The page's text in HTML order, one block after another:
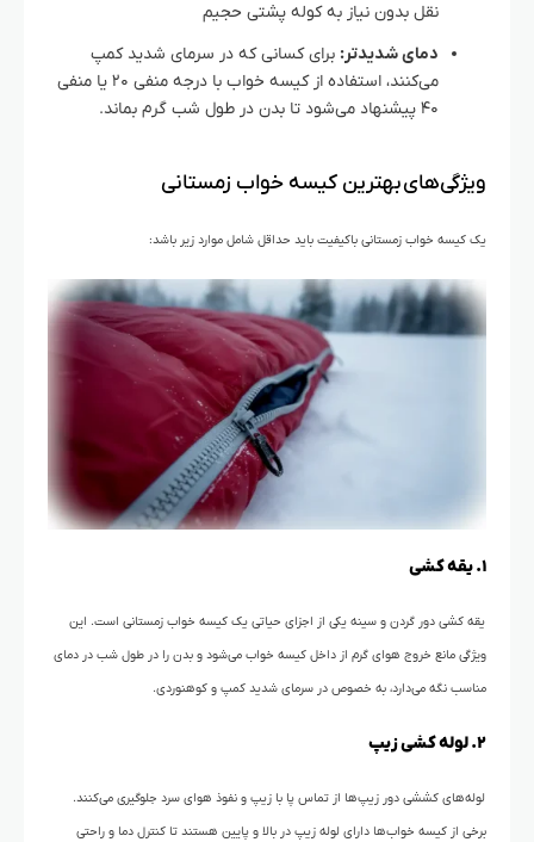
نقل بدون نیاز به کوله پشتی حجیم
دمای شدیدتر: برای کسانی که در سرمای شدید کمپ
می‌کنند، استفاده از کیسه خواب با درجه منفی ۲۰ یا منفی
۴۰ پیشنهاد می‌شود تا بدن در طول شب گرم بماند.
ویژگی‌های بهترین کیسه خواب زمستانی
یک کیسه خواب زمستانی باکیفیت باید حداقل شامل موارد زیر باشد:
۱. یقه کشی
یقه کشی دور گردن و سینه یکی از اجزای حیاتی یک کیسه خواب زمستانی است. این
ویژگی مانع خروج هوای گرم از داخل کیسه خواب می‌شود و بدن را در طول شب در دمای
مناسب نگه می‌دارد، به خصوص در سرمای شدید کمپ و کوهنوردی.
۲. لوله کشی زیپ
لوله‌های کششی دور زیپ‌ها از تماس پا با زیپ و نفوذ هوای سرد جلوگیری می‌کنند.
برخی از کیسه خواب‌ها دارای لوله زیپ در بالا و پایین هستند تا کنترل دما و راحتی